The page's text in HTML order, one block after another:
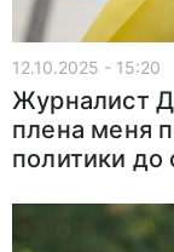
12.10.2025 - 15:20
Журналист
плена меня
политики до